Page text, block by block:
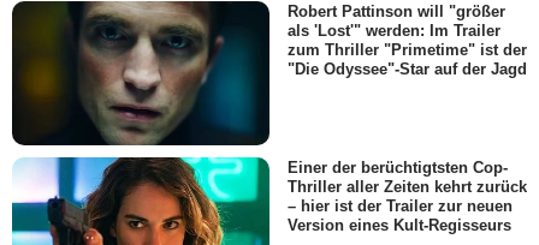
Robert Pattinson will "größer
als 'Lost'" werden: Im Trailer
zum Thriller "Primetime" ist der
"Die Odyssee"-Star auf der Jagd
Einer der berüchtigtsten Cop-
Thriller aller Zeiten kehrt zurück
– hier ist der Trailer zur neuen
Version eines Kult-Regisseurs